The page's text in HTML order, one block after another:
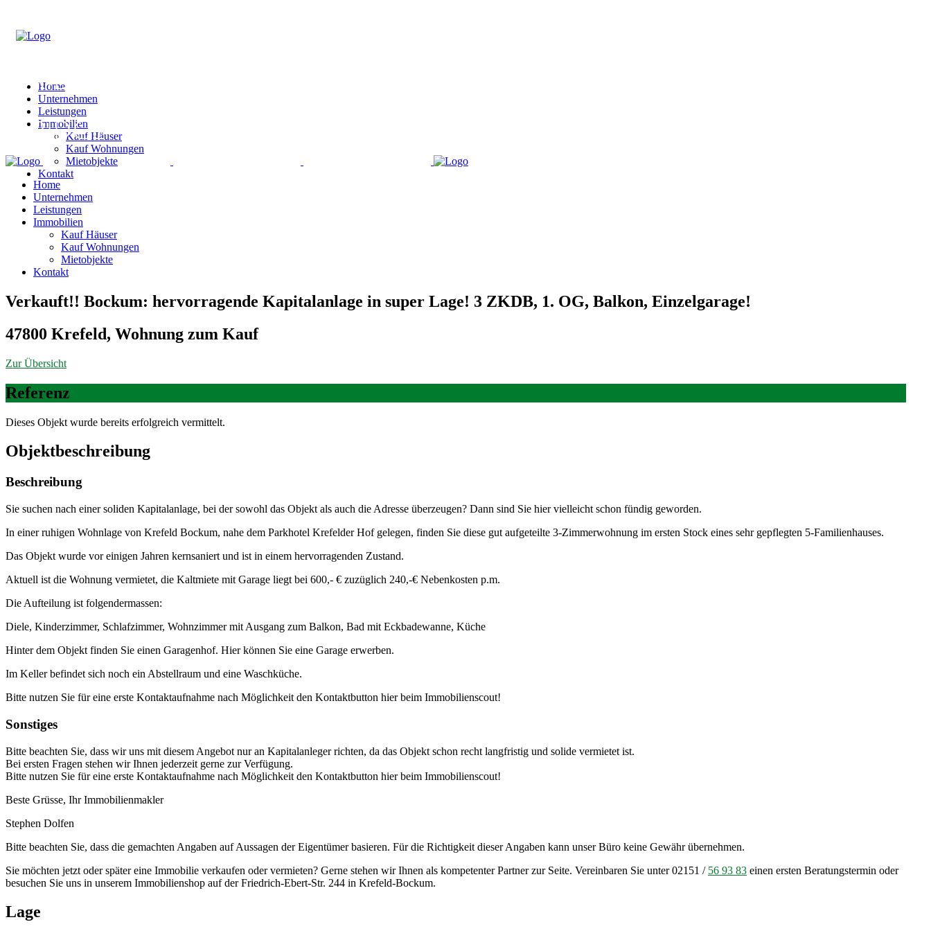
Home
Unternehmen
Leistungen
Immobilien
Kauf Häuser
Kauf Wohnungen
Mietobjekte
Kontakt
Home
Unternehmen
Leistungen
Immobilien
Kauf Häuser
Kauf Wohnungen
Mietobjekte
Kontakt
Verkauft!! Bockum: hervorragende Kapitalanlage in super Lage! 3 ZKDB, 1. OG, Balkon, Einzelgarage!
47800 Krefeld, Wohnung zum Kauf
Zur Übersicht
Referenz
Dieses Objekt wurde bereits erfolgreich vermittelt.
Objekt­beschreibung
Beschreibung
Sie suchen nach einer soliden Kapitalanlage, bei der sowohl das Objekt als auch die Adresse überzeugen? Dann sind Sie hier vielleicht schon fündig geworden.
In einer ruhigen Wohnlage von Krefeld Bockum, nahe dem Parkhotel Krefelder Hof gelegen, finden Sie diese gut aufgeteilte 3-Zimmerwohnung im ersten Stock eines sehr gepflegten 5-Familienhauses.
Das Objekt wurde vor einigen Jahren kernsaniert und ist in einem hervorragenden Zustand.
Aktuell ist die Wohnung vermietet, die Kaltmiete mit Garage liegt bei 600,- € zuzüglich 240,-€ Nebenkosten p.m.
Die Aufteilung ist folgendermassen:
Diele, Kinderzimmer, Schlafzimmer, Wohnzimmer mit Ausgang zum Balkon, Bad mit Eckbadewanne, Küche
Hinter dem Objekt finden Sie einen Garagenhof. Hier können Sie eine Garage erwerben.
Im Keller befindet sich noch ein Abstellraum und eine Waschküche.
Bitte nutzen Sie für eine erste Kontaktaufnahme nach Möglichkeit den Kontaktbutton hier beim Immobilienscout!
Sonstiges
Bitte beachten Sie, dass wir uns mit diesem Angebot nur an Kapitalanleger richten, da das Objekt schon recht langfristig und solide vermietet ist.
Bei ersten Fragen stehen wir Ihnen jederzeit gerne zur Verfügung.
Bitte nutzen Sie für eine erste Kontaktaufnahme nach Möglichkeit den Kontaktbutton hier beim Immobilienscout!
Beste Grüsse, Ihr Immobilienmakler
Stephen Dolfen
Bitte beachten Sie, dass die gemachten Angaben auf Aussagen der Eigentümer basieren. Für die Richtigkeit dieser Angaben kann unser Büro keine Gewähr übernehmen.
Sie möchten jetzt oder später eine Immobilie verkaufen oder vermieten? Gerne stehen wir Ihnen als kompetenter Partner zur Seite. Vereinbaren Sie unter 02151 / 56 93 83 einen ersten Beratungstermin oder
besuchen Sie uns in unserem Immobilienshop auf der Friedrich-Ebert-Str. 244 in Krefeld-Bockum.
Lage